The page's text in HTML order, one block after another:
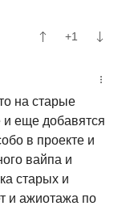
+1
на старые
и еще добавятся
в проекте и
вайпа и
старых и
и ажиотажа по